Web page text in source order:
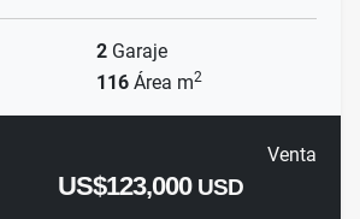
2 Garaje
116 Área m2
Venta
US$123,000 USD